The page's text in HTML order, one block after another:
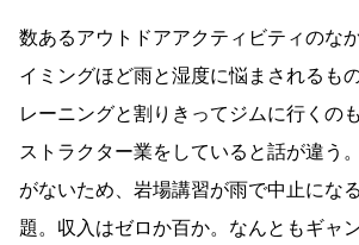
数あるアウトドアアクティビティのな
イミングほど雨と湿度に悩まされるも
レーニングと割りきってジムに行くの
ストラクター業をしていると話が違う
がないため、岩場講習が雨で中止にな
題。収入はゼロか百か。なんともギャ